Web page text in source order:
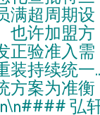
满超周期设
也许加盟方
正验准入需
装持续统一
方案为准衡
弘